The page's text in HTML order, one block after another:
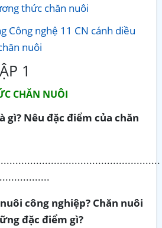
thức chăn nuôi
Công nghệ 11 CN cánh diều
nuôi
1
CHĂN NUÔI
gì? Nêu đặc điểm của chăn
công nghiệp? Chăn nuôi
đặc điểm gì?